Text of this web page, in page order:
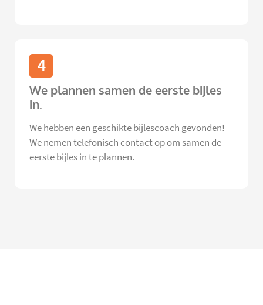
4
We plannen samen de eerste bijles
in.
We hebben een geschikte bijlescoach gevonden!
We nemen telefonisch contact op om samen de
eerste bijles in te plannen.